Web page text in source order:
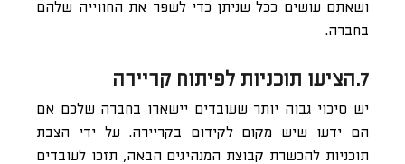
ושאתם עושים ככל שניתן כדי לשפר את החווייה שלהם
בחברה.
7.הציעו תוכניות לפיתוח קריירה
יש סיכוי גבוה יותר שעובדים יישארו בחברה שלכם אם
הם ידעו שיש מקום לקידום בקריירה. על ידי הצבת
תוכניות להכשרת קבוצת המנהיגים הבאה, תזכו לעובדים